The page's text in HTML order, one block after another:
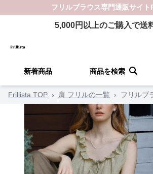
フリルブラウス専門通販サイト
5,000円以上のご購入で送
新着商品 商品を検索
Frillista TOP › 肩 フリルの一覧 › フリルブ